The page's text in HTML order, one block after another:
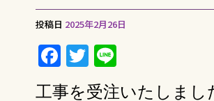
投稿日 2025年2月26日
F
a
T
w
工事を受注いたしまし